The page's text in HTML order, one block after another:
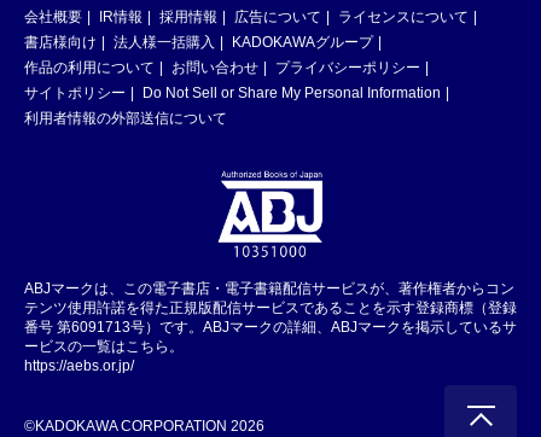
会社概要 IR情報 採用情報 広告について
ライセンスについて
書店様向け
法人様一括購入
KADOKAWAグループ
作品の利用について
お問い合わせ
プライバシーポリシー
サイトポリシー
Do Not Sell or Share My Personal Information
利用者情報の外部送信について
ABJマークは、この電子書店・電子書籍配信サービスが、著作権者からコン
テンツ使用許諾を得た正規版配信サービスであることを示す登録商標（登録
番号 第6091713号）です。ABJマークの詳細、ABJマークを掲示しているサ
ービスの一覧はこちら。
https://aebs.or.jp/
©KADOKAWA CORPORATION 2026